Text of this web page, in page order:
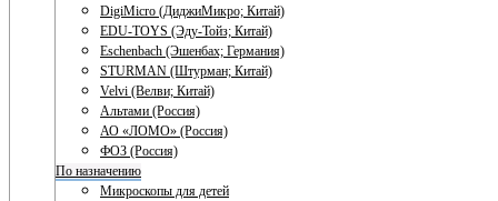
DigiMicro (ДиджиМикро; Китай)
EDU-TOYS (Эду-Тойз; Китай)
Eschenbach (Эшенбах; Германия)
STURMAN (Штурман; Китай)
Velvi (Велви; Китай)
Альтами (Россия)
АО «ЛОМО» (Россия)
ФОЗ (Россия)
По назначению
Микроскопы для детей